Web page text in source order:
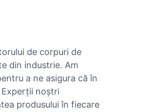
de corpuri de
din industrie. Am
a ne asigura că în
noștri
produsului în fiecare